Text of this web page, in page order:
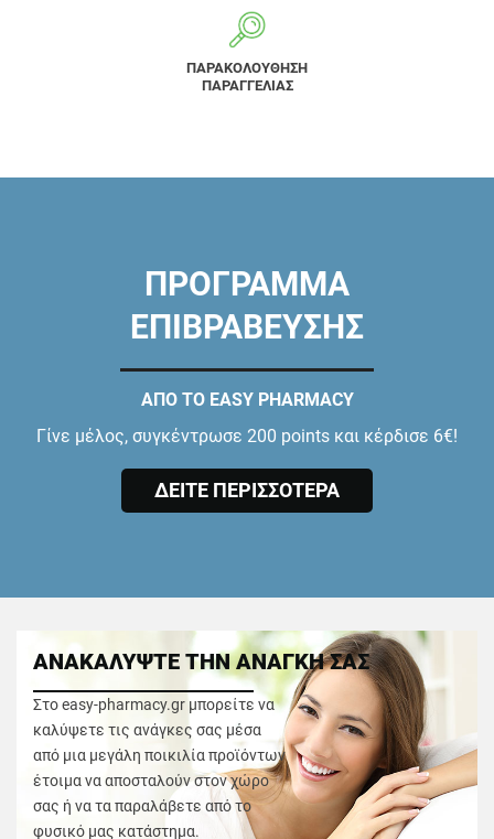
ΠΑΡΑΚΟΛΟΥΘΗΣΗ
ΠΑΡΑΓΓΕΛΙΑΣ
ΠΡΟΓΡΑΜΜΑ
ΕΠΙΒΡΑΒΕΥΣΗΣ
ΑΠΟ ΤΟ EASY PHARMACY
Γίνε μέλος, συγκέντρωσε 200 points και κέρδισε 6€!
ΔΕΙΤΕ ΠΕΡΙΣΣΟΤΕΡΑ
ΑΝΑΚΑΛΥΨΤΕ ΤΗΝ ΑΝΑΓΚΗ ΣΑΣ
Στο easy-pharmacy.gr μπορείτε να
καλύψετε τις ανάγκες σας μέσα
από μια μεγάλη ποικιλία προϊόντων
έτοιμα να αποσταλούν στον χώρο
σας ή να τα παραλάβετε από το
φυσικό μας κατάστημα.